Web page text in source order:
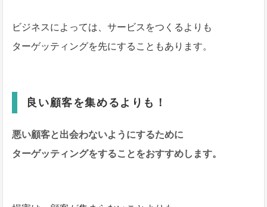
ビジネスによっては、サービスをつくるよりも
ターゲッティングを先にすることもあります。
良い顧客を集めるよりも！
悪い顧客と出会わないようにするために
ターゲッティングをすることをおすすめします。